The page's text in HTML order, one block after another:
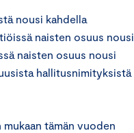
nousi kahdella
naisten osuus nousi
naisten osuus nousi
hallitusnimityksistä
tämän vuoden